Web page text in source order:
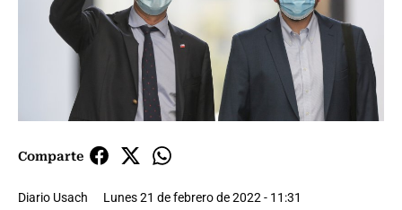
Comparte
Diario Usach Lunes 21 de febrero de 2022 - 11:31